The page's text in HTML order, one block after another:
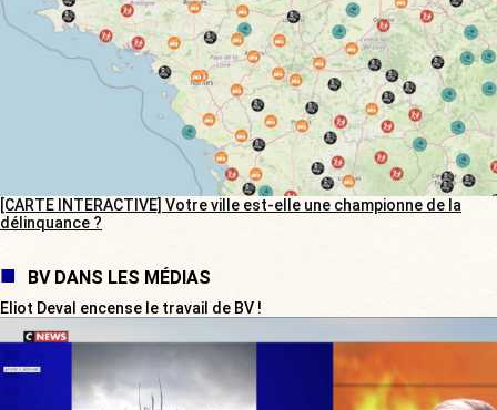
[CARTE INTERACTIVE] Votre ville est-elle une championne de la
délinquance ?
BV DANS LES MÉDIAS
Eliot Deval encense le travail de BV !